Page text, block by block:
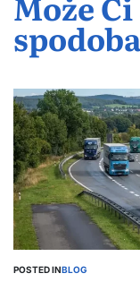
w
POSTED INBLOG